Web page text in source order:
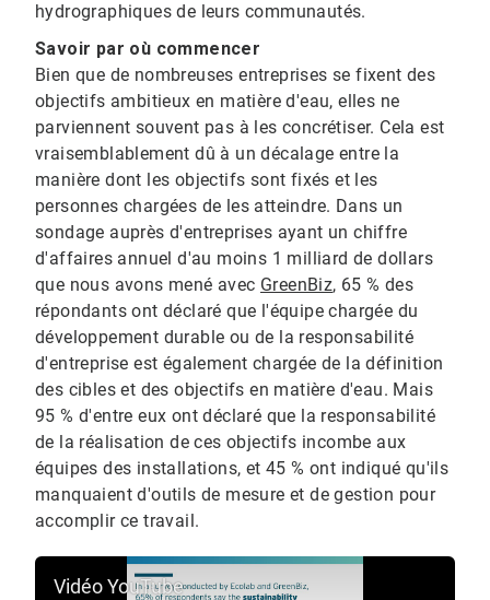
hydrographiques de leurs communautés.
Savoir par où commencer​​​​​​​
Bien que de nombreuses entreprises se fixent des
objectifs ambitieux en matière d'eau, elles ne
parviennent souvent pas à les concrétiser.​​​​​​​ Cela est
vraisemblablement dû à un décalage entre la
manière dont les objectifs sont fixés et les
personnes chargées de les atteindre. Dans un
sondage auprès d'entreprises ayant un chiffre
d'affaires annuel d'au moins 1 milliard de dollars
que nous avons mené avec GreenBiz, 65 % des
répondants ont déclaré que l'équipe chargée du
développement durable ou de la responsabilité
d'entreprise est également chargée de la définition
des cibles et des objectifs en matière d'eau. Mais
95 % d'entre eux ont déclaré que la responsabilité
de la réalisation de ces objectifs incombe aux
équipes des installations, et 45 % ont indiqué qu'ils
manquaient d'outils de mesure et de gestion pour
accomplir ce travail.
Vidéo YouTube